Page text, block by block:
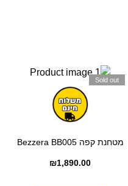
Sold out
מטחנת קפה Bezzera BB005
₪1,890.00